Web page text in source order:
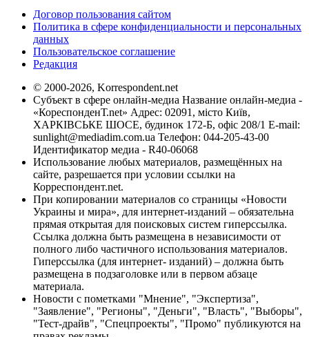
Договор пользования сайтом
Политика в сфере конфиденциальности и персональных
данных
Пользовательское соглашение
Редакция
© 2000-2026, Korrespondent.net
Субъект в сфере онлайн-медиа Название онлайн-медиа -
«КореспонденТ.net» Адрес: 02091, місто Київ,
ХАРКІВСЬКЕ ШОСЕ, будинок 172-Б, офіс 208/1 E-mail:
sunlight@mediadim.com.ua Телефон: 044-205-43-00
Идентификатор медиа - R40-06068
Использование любых материалов, размещённых на
сайте, разрешается при условии ссылки на
Корреспондент.net.
При копировании материалов со страницы «Новости
Украины и мира», для интернет-изданий – обязательна
прямая открытая для поисковых систем гиперссылка.
Ссылка должна быть размещена в независимости от
полного либо частичного использования материалов.
Гиперссылка (для интернет- изданий) – должна быть
размещена в подзаголовке или в первом абзаце
материала.
Новости с пометками "Мнение", "Экспертиза",
"Заявление", "Регионы", "Деньги", "Власть", "Выборы",
"Тест-драйв", "Спецпроекты", "Промо" публикуются на